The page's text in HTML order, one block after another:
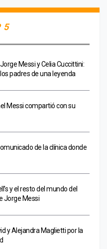
5
Messi y Celia Cuccittini:
los padres de una leyenda
Messi compartió con su
de la clínica donde
y el resto del mundo del
Jorge Messi
y Alejandra Maglietti por la